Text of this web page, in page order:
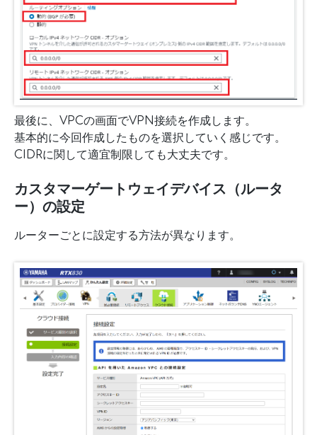
最後に、VPCの画面でVPN接続を作成します。
基本的に今回作成したものを選択していく感じです。
CIDRに関して適宜制限しても大丈夫です。
カスタマーゲートウェイデバイス（ルータ
ー）の設定
ルーターごとに設定する方法が異なります。